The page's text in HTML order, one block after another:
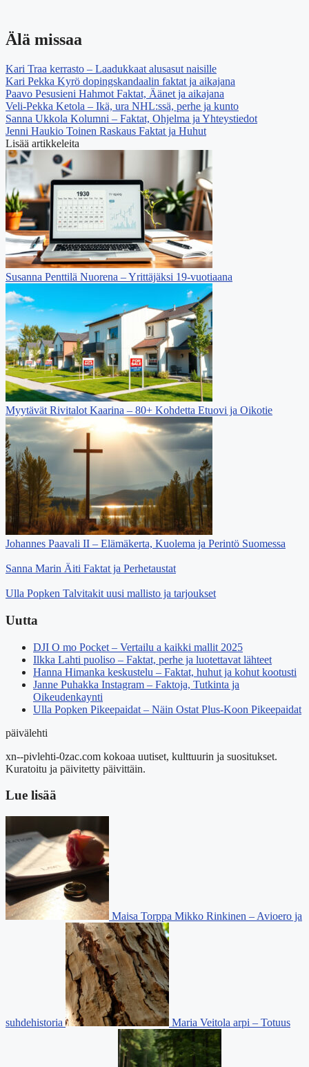
Älä missaa
Kari Traa kerrasto – Laadukkaat alusasut naisille
Kari Pekka Kyrö dopingskandaalin faktat ja aikajana
Paavo Pesusieni Hahmot Faktat, Äänet ja aikajana
Veli-Pekka Ketola – Ikä, ura NHL:ssä, perhe ja kunto
Sanna Ukkola Kolumni – Faktat, Ohjelma ja Yhteystiedot
Jenni Haukio Toinen Raskaus Faktat ja Huhut
Lisää artikkeleita
Susanna Penttilä Nuorena – Yrittäjäksi 19-vuotiaana
Myytävät Rivitalot Kaarina – 80+ Kohdetta Etuovi ja Oikotie
Johannes Paavali II – Elämäkerta, Kuolema ja Perintö Suomessa
Sanna Marin Äiti Faktat ja Perhetaustat
Ulla Popken Talvitakit uusi mallisto ja tarjoukset
Uutta
DJI O mo Pocket – Vertailu a kaikki mallit 2025
Ilkka Lahti puoliso – Faktat, perhe ja luotettavat lähteet
Hanna Himanka keskustelu – Faktat, huhut ja kohut kootusti
Janne Puhakka Instagram – Faktoja, Tutkinta ja
Oikeudenkaynti
Ulla Popken Pikeepaidat – Näin Ostat Plus-Koon Pikeepaidat
päivälehti
xn--pivlehti-0zac.com kokoaa uutiset, kulttuurin ja suositukset.
Kuratoitu ja päivitetty päivittäin.
Lue lisää
Maisa Torppa Mikko Rinkinen – Avioero ja
suhdehistoria Maria Veitola arpi – Totuus